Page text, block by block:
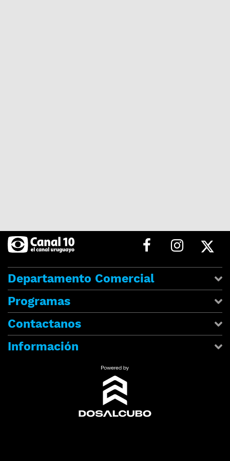
Departamento Comercial
Programas
Contactanos
Información